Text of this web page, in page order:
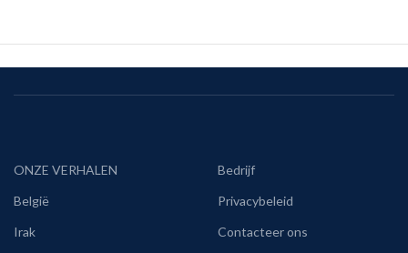
ONZE VERHALEN
België
Irak
Bedrijf
Privacybeleid
Contacteer ons